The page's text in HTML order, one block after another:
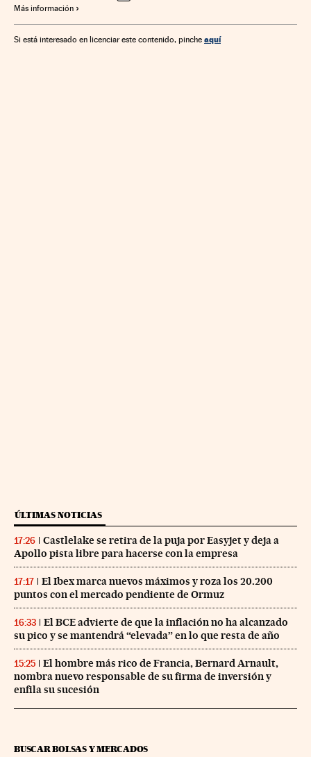
Más información
Si está interesado en licenciar este contenido, pinche aquí
ÚLTIMAS NOTICIAS
17:26
Castlelake se retira de la puja por Easyjet y deja a
Apollo pista libre para hacerse con la empresa
17:17
El Ibex marca nuevos máximos y roza los 20.200
puntos con el mercado pendiente de Ormuz
16:33
El BCE advierte de que la inflación no ha alcanzado
su pico y se mantendrá “elevada” en lo que resta de año
15:25
El hombre más rico de Francia, Bernard Arnault,
nombra nuevo responsable de su firma de inversión y
enfila su sucesión
BUSCAR BOLSAS Y MERCADOS